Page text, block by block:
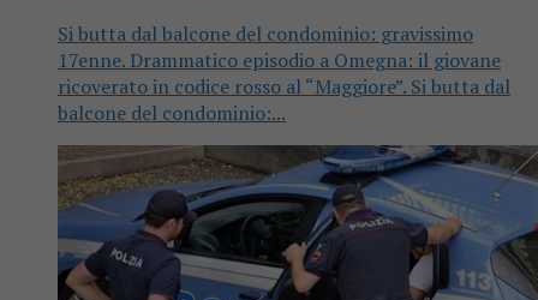
Si butta dal balcone del condominio: gravissimo
17enne. Drammatico episodio a Omegna: il giovane
ricoverato in codice rosso al “Maggiore”. Si butta dal
balcone del condominio:...